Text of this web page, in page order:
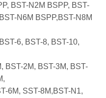
BST-N2M BSPP, BST-
N6M BSPP,BST-N8M
6, BST-8, BST-10,
BST-2M, BST-3M, BST-
6M, SST-8M,BST-N1,